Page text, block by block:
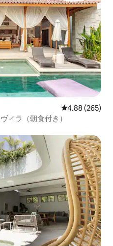
レビュー265
4.88 (265)
ィラ（朝食付き）